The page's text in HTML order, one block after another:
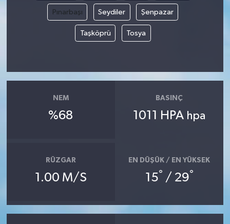
Pınarbaşı Seydiler Şenpazar
Taşköprü Tosya
NEM
%68
BASINÇ
1011 HPA hpa
RÜZGAR
1.00 M/S
EN DÜŞÜK / EN YÜKSEK
15° / 29°